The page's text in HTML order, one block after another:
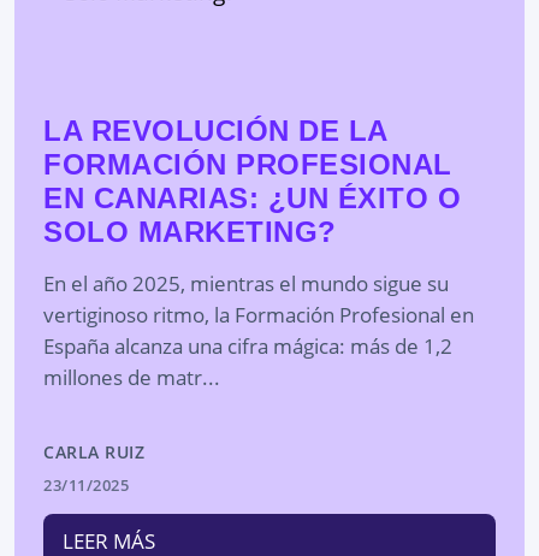
LA REVOLUCIÓN DE LA
FORMACIÓN PROFESIONAL
EN CANARIAS: ¿UN ÉXITO O
SOLO MARKETING?
En el año 2025, mientras el mundo sigue su
vertiginoso ritmo, la Formación Profesional en
España alcanza una cifra mágica: más de 1,2
millones de matr...
CARLA RUIZ
23/11/2025
LEER MÁS